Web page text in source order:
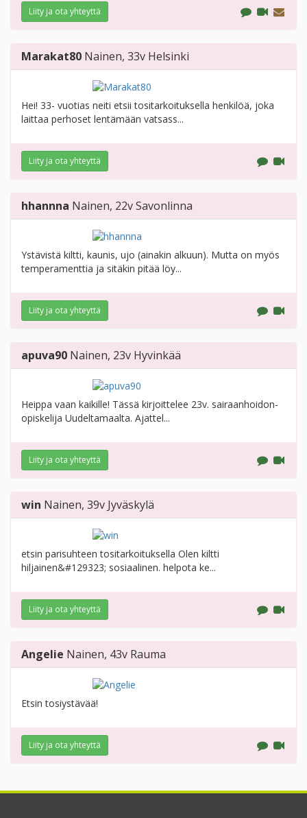
Liity ja ota yhteyttä
Marakat80 Nainen, 33v Helsinki
Hei! 33- vuotias neiti etsii tositarkoituksella henkilöä, joka
laittaa perhoset lentämään vatsass...
Liity ja ota yhteyttä
hhannna Nainen, 22vSavonlinna
Ystävistä kiltti, kaunis, ujo (ainakin alkuun). Mutta on myös
temperamenttia ja sitäkin pitää löy...
Liity ja ota yhteyttä
apuva90 Nainen, 23v Hyvinkää
Heippa vaan kaikille! Tässä kirjoittelee 23v. sairaanhoidon-
opiskelija Uudeltamaalta. Ajattel...
Liity ja ota yhteyttä
win Nainen, 39v Jyväskylä
etsin parisuhteen tositarkoituksella Olen kiltti
hiljainen&#129323; sosiaalinen. helpota ke...
Liity ja ota yhteyttä
Angelie Nainen, 43v Rauma
Etsin tosiystävää!
Liity ja ota yhteyttä